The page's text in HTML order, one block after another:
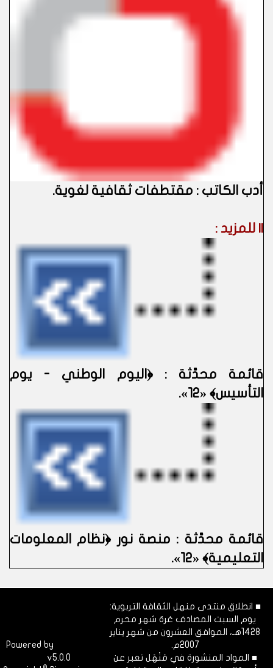
أدب الكاتب : مقتطفات ثقافية لغوية.
|| للمزيد :
قائمة محدَّثة : ﴿اليوم الوطني - يوم
التأسيس﴾ «12».
قائمة محدَّثة : منصة نور ﴿نظام المعلومات
التعليمية﴾ «12».
■ انطلاق منتدى منهل الثقافة التربوية:
يوم السبت المصادف غرة شهر محرم
1428هـ، الموافق العشرون من شهر يناير
2007م.
■ المواد المنشورة في مَنْهَل تعبر عن
Powered by
v5.0.0